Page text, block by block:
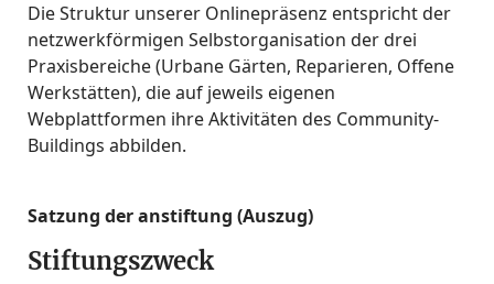
Die Struktur unserer Onlinepräsenz entspricht der
netzwerkförmigen Selbstorganisation der drei
Praxisbereiche (Urbane Gärten, Reparieren, Offene
Werkstätten), die auf jeweils eigenen
Webplattformen ihre Aktivitäten des Community-
Buildings abbilden.
Satzung der anstiftung (Auszug)
Stiftungszweck